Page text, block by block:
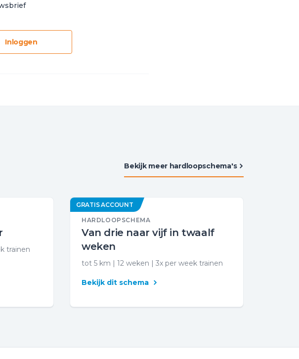
Inloggen
Bekijk meer hardloopschema's
trainen
GRATIS ACCOUNT
HARDLOOPSCHEMA
Van drie naar vijf in twaalf
weken
tot 5 km | 12 weken | 3x per week trainen
Bekijk dit schema